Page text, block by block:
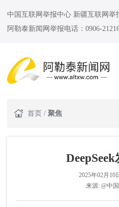
中国互联网举报中心 新疆互联网举
阿勒泰新闻网举报电话：0906-
首页 / 聚焦
2025年02月10
来源:@中